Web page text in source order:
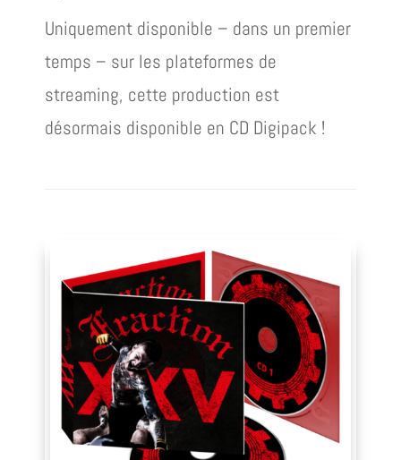
Uniquement disponible – dans un premier
temps – sur les plateformes de
streaming, cette production est
désormais disponible en CD Digipack !